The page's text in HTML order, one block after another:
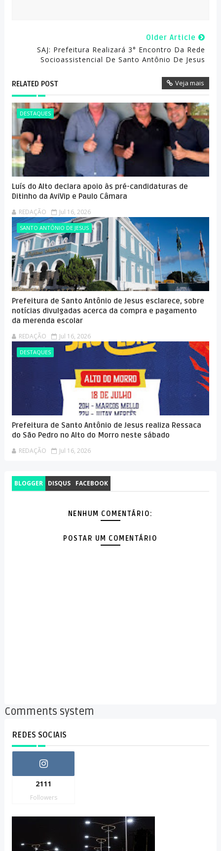
Older Article
SAJ: Prefeitura Realizará 3° Encontro Da Rede
Socioassistencial De Santo Antônio De Jesus
RELATED POST Veja mais
DESTAQUES
Luís do Alto declara apoio às pré-candidaturas de
Ditinho da AviVip e Paulo Câmara
REDAÇÃO Jul 16, 2026
SANTO ANTÔNIO DE JESUS
Prefeitura de Santo Antônio de Jesus esclarece, sobre
notícias divulgadas acerca da compra e pagamento
da merenda escolar
REDAÇÃO Jul 16, 2026
DESTAQUES
Prefeitura de Santo Antônio de Jesus realiza Ressaca
do São Pedro no Alto do Morro neste sábado
REDAÇÃO Jul 16, 2026
BLOGGER DISQUS FACEBOOK
NENHUM COMENTÁRIO:
POSTAR UM COMENTÁRIO
Comments system
REDES SOCIAIS
2111
Followers